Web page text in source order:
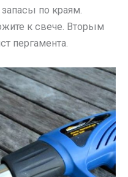
по краям.
к свече. Вторым
пергамента.